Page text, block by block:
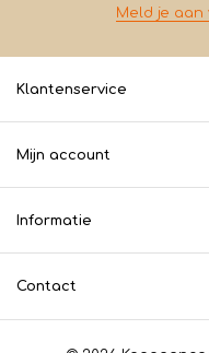
Meld je aan
Klantenservice
Mijn account
Informatie
Contact